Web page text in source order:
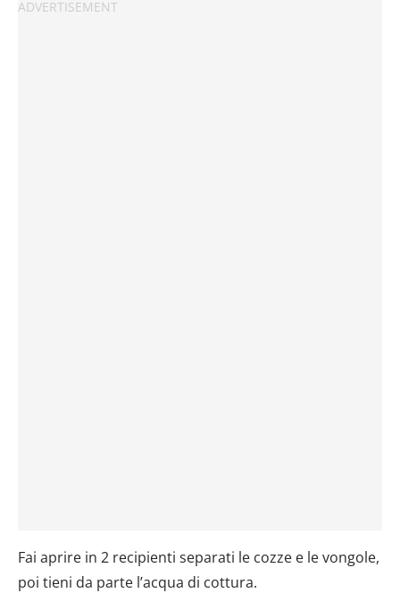
Fai aprire in 2 recipienti separati le cozze e le vongole,
poi tieni da parte l’acqua di cottura.